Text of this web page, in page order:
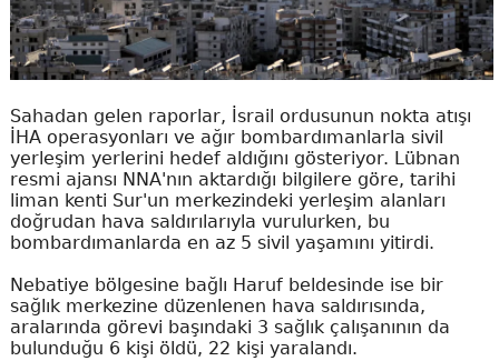
Sahadan gelen raporlar, İsrail ordusunun nokta atışı
İHA operasyonları ve ağır bombardımanlarla sivil
yerleşim yerlerini hedef aldığını gösteriyor. Lübnan
resmi ajansı NNA'nın aktardığı bilgilere göre, tarihi
liman kenti Sur'un merkezindeki yerleşim alanları
doğrudan hava saldırılarıyla vurulurken, bu
bombardımanlarda en az 5 sivil yaşamını yitirdi.
Nebatiye bölgesine bağlı Haruf beldesinde ise bir
sağlık merkezine düzenlenen hava saldırısında,
aralarında görevi başındaki 3 sağlık çalışanının da
bulunduğu 6 kişi öldü, 22 kişi yaralandı.